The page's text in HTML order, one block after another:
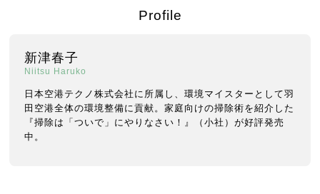
Profile
新津春子
Niitsu Haruko
日本空港テクノ株式会社に所属し、環境マイスターとして羽
田空港全体の環境整備に貢献。家庭向けの掃除術を紹介した
『掃除は「ついで」にやりなさい！』（小社）が好評発売
中。